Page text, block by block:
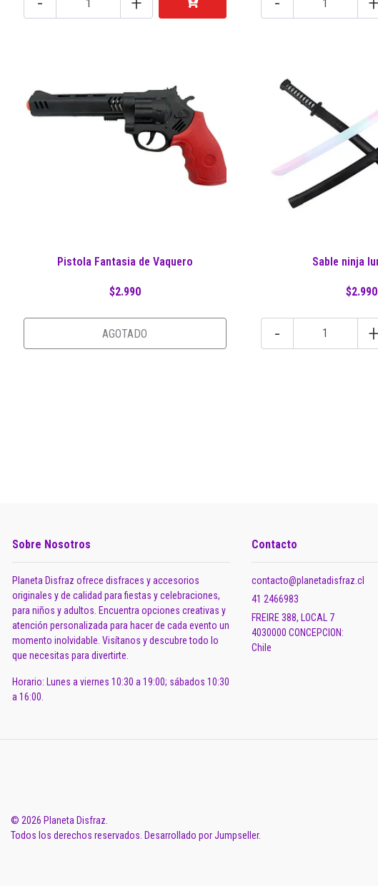
Pistola Fantasia de Vaquero
$2.990
AGOTADO
Sable ninja
$2.990
- +
Sobre Nosotros
Planeta Disfraz ofrece disfraces y accesorios
originales y de calidad para fiestas y celebraciones,
para niños y adultos. Encuentra opciones creativas y
atención personalizada para hacer de cada evento un
momento inolvidable. Visítanos y descubre todo lo
que necesitas para divertirte.
Horario: Lunes a viernes 10:30 a 19:00; sábados 10:30
a 16:00.
Contacto
contacto@planetadisfraz.cl
41 2466983
FREIRE 388, LOCAL 7
4030000 CONCEPCION:
Chile
© 2026 Planeta Disfraz.
Todos los derechos reservados. Desarrollado por Jumpseller.